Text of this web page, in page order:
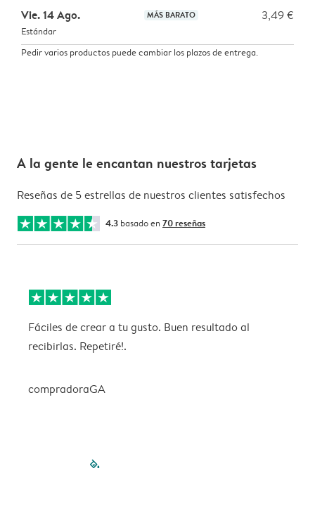
Vie. 14 Ago.
MÁS BARATO 3,49 €
Estándar
Pedir varios productos puede cambiar los plazos de entrega.
A la gente le encantan nuestros tarjetas
Reseñas de 5 estrellas de nuestros clientes satisfechos
4.3 basado en 70 reseñas
Fáciles de crear a tu gusto. Buen resultado al
recibirlas. Repetiré!.
compradoraGA
filled-pagination